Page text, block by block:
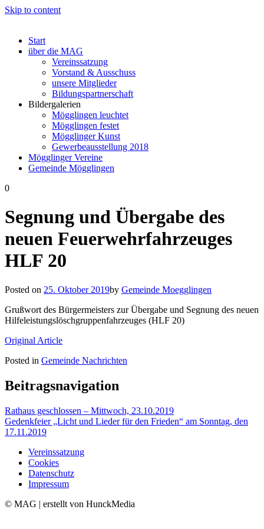
Skip to content
Start
über die MAG
Vereinssatzung
Vorstand & Ausschuss
unsere Mitglieder
Bildungspartnerschaft
Bildergalerien
Mögglingen leuchtet
Mögglingen festet
Mögglinger Kunst
Gewerbeausstellung 2018
Mögglinger Vereine
Gemeinde Mögglingen
0
Segnung und Übergabe des
neuen Feuerwehrfahrzeuges
HLF 20
Posted on 25. Oktober 2019by Gemeinde Moegglingen
Grußwort des Bürgermeisters zur Übergabe und Segnung des neuen
Hilfeleistungslöschgruppenfahrzeuges (HLF 20)
Original Article
Posted in Gemeinde Nachrichten
Beitragsnavigation
Rathaus geschlossen – Mittwoch, 23.10.2019
Gedenkfeier „Licht und Lieder für den Frieden“ am Sonntag, den
17.11.2019
Vereinssatzung
Cookies
Datenschutz
Impressum
© MAG | erstellt von HunckMedia